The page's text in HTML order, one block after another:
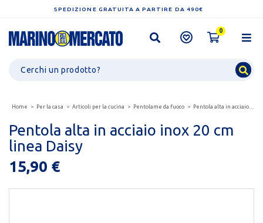
SPEDIZIONE GRATUITA A PARTIRE DA 490€
0
Home Per la casa Articoli per la cucina Pentolame da fuoco Pentola alta in acciaio inox 20 cm linea daisy
Pentola alta in acciaio inox 20 cm
linea Daisy
15,90 €